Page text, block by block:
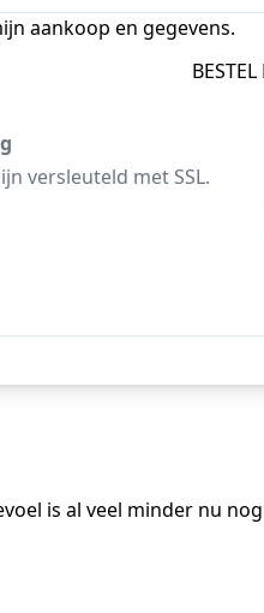
aankoop en gegevens.
versleuteld met SSL.
is al veel minder nu